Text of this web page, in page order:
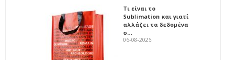
Τι είναι το
Sublimation και γιατί
αλλάζει τα δεδομένα
σ…
06-08-2026